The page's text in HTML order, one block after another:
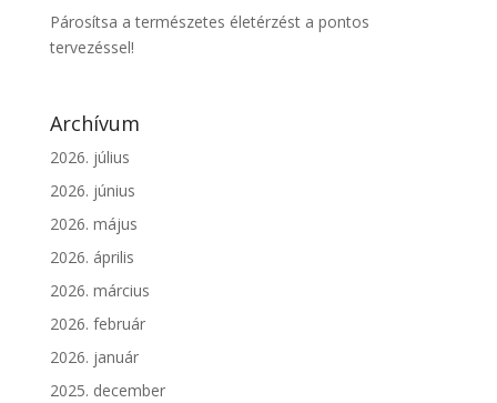
Párosítsa a természetes életérzést a pontos
tervezéssel!
Archívum
2026. július
2026. június
2026. május
2026. április
2026. március
2026. február
2026. január
2025. december